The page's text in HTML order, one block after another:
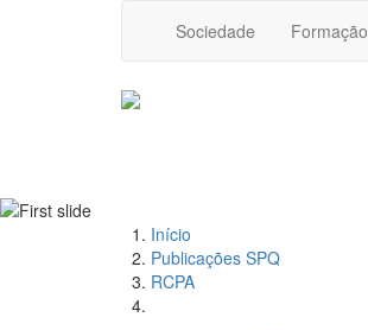
Sociedade Formação
Início
Publicações SPQ
RCPA